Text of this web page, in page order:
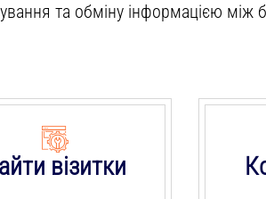
та обміну інформацією між
візитки